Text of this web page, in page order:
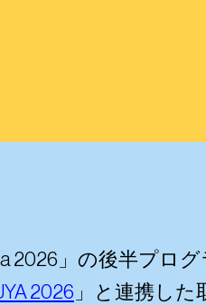
2026」の後半プロ
2026 」と連携した